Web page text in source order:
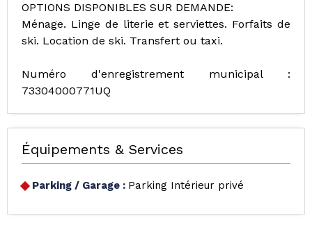
OPTIONS DISPONIBLES SUR DEMANDE:
Ménage. Linge de literie et serviettes. Forfaits de
ski. Location de ski. Transfert ou taxi.
Numéro d'enregistrement municipal :
73304000771UQ
Équipements & Services
Parking / Garage : Parking Intérieur privé